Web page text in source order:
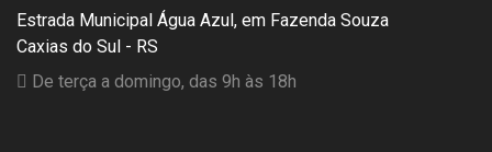
Estrada Municipal Água Azul, em Fazenda Souza
Caxias do Sul - RS
De terça a domingo, das 9h às 18h